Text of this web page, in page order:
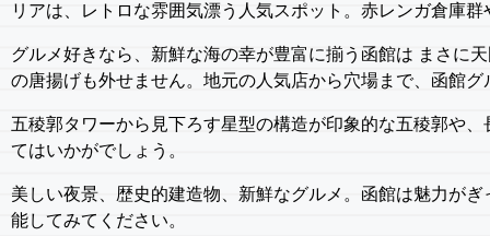
リアは、レトロな雰囲気漂う人気スポット。赤レンガ倉庫
グルメ好きなら、新鮮な海の幸が豊富に揃う函館は まさに
の唐揚げも外せません。地元の人気店から穴場まで、函館
五稜郭タワーから見下ろす星型の構造が印象的な五稜郭や
てはいかがでしょう。
美しい夜景、歴史的建造物、新鮮なグルメ。函館は魅力が
能してみてください。